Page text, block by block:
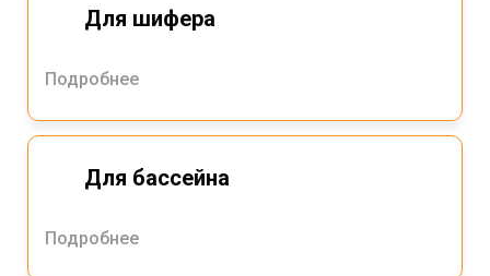
Для шифера
Подробнее
Для бассейна
Подробнее